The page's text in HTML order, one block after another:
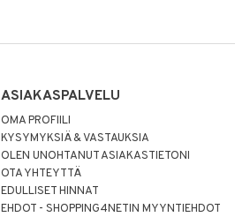
ASIAKASPALVELU
OMA PROFIILI
KYSYMYKSIÄ & VASTAUKSIA
OLEN UNOHTANUT ASIAKASTIETONI
OTA YHTEYTTÄ
EDULLISET HINNAT
EHDOT - SHOPPING4NETIN MYYNTIEHDOT